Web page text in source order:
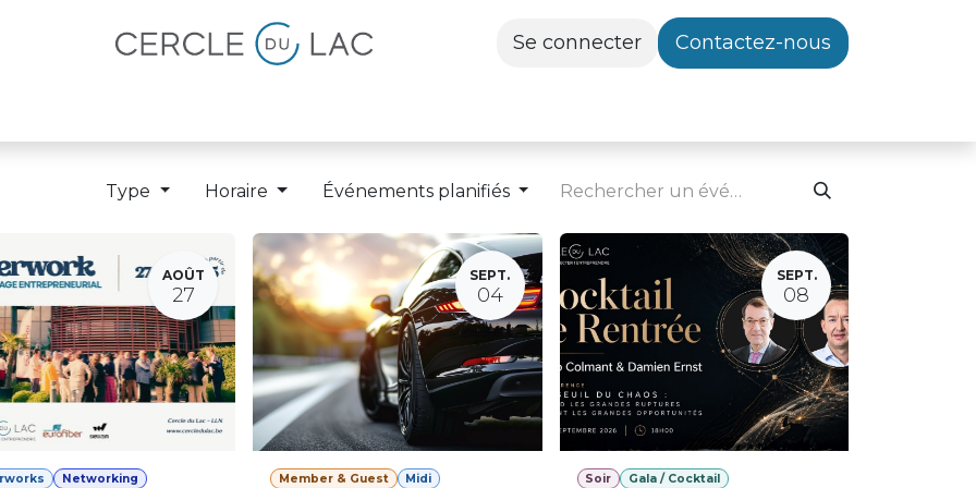
Se connecter Contactez-nous
Type Horaire Événements planifiés
AOÛT
27
Networking
SEPT.
04
Member & Guest
Midi
SEPT.
08
Soir Gala / Cocktail